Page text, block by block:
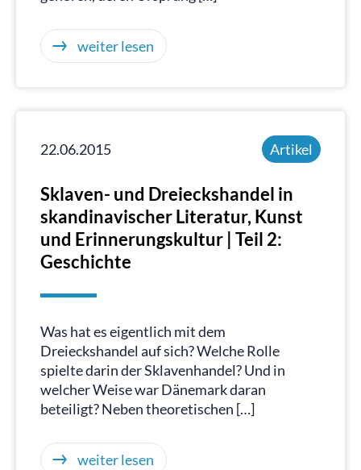
weiter lesen
22.06.2015 Artikel
Sklaven- und Dreieckshandel in
skandinavischer Literatur, Kunst
und Erinnerungskultur | Teil 2:
Geschichte
Was hat es eigentlich mit dem
Dreieckshandel auf sich? Welche Rolle
spielte darin der Sklavenhandel? Und in
welcher Weise war Dänemark daran
beteiligt? Neben theoretischen […]
weiter lesen